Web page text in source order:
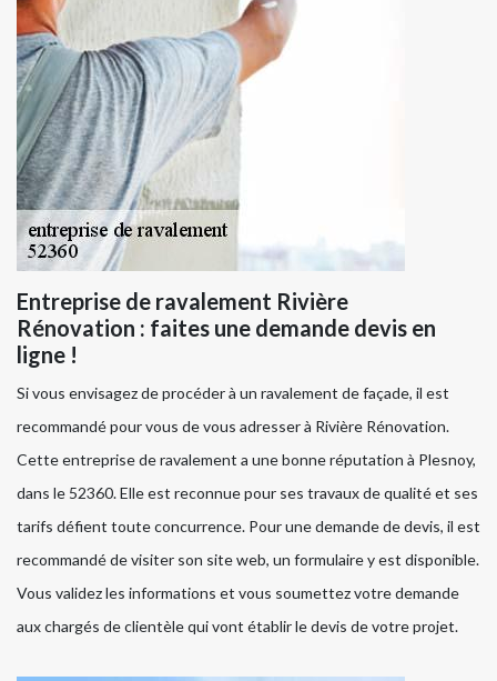
Entreprise de ravalement Rivière
Rénovation : faites une demande devis en
ligne !
Si vous envisagez de procéder à un ravalement de façade, il est
recommandé pour vous de vous adresser à Rivière Rénovation.
Cette entreprise de ravalement a une bonne réputation à Plesnoy,
dans le 52360. Elle est reconnue pour ses travaux de qualité et ses
tarifs défient toute concurrence. Pour une demande de devis, il est
recommandé de visiter son site web, un formulaire y est disponible.
Vous validez les informations et vous soumettez votre demande
aux chargés de clientèle qui vont établir le devis de votre projet.